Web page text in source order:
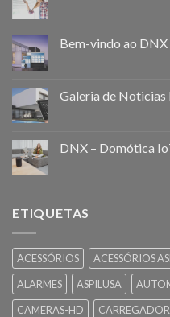
Bem-vindo ao
Galeria de
DNX – Domótica
ETIQUETAS
ACESSÓRIOS ACESSÓRIOS
ALARMES
ASPILUSA
CAMERAS-HD
CARREGADOR